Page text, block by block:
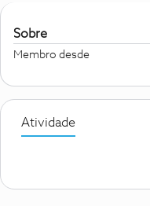
Sobre
Membro desde
Atividade